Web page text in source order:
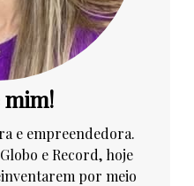
mim!
e empreendedora.
e Record, hoje
por meio